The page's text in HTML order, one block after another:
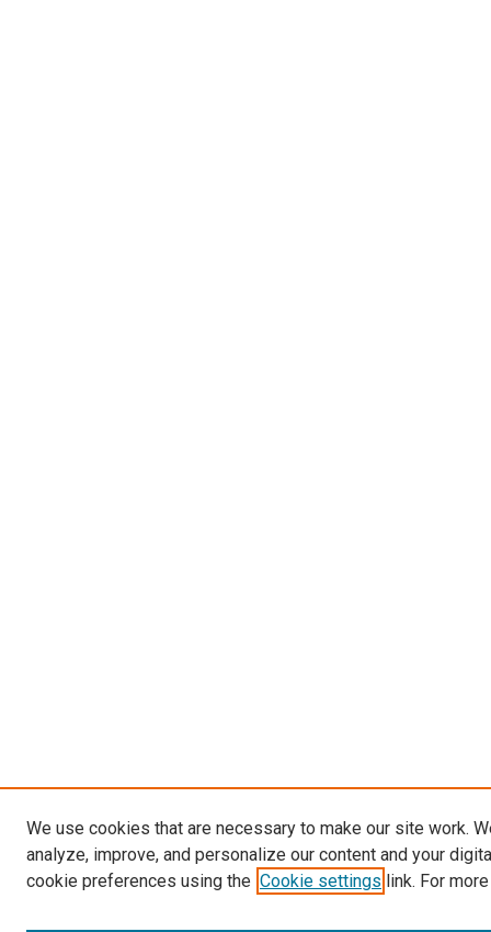
We use cookies that are necessary to make our site work.
analyze, improve, and personalize our content and your
cookie preferences using the Cookie settings link. For